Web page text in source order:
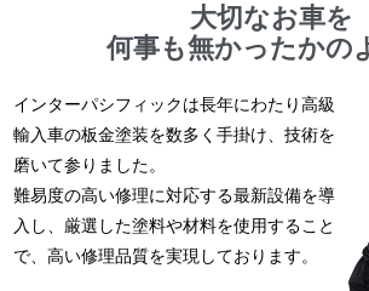
大切なお車を
何事も無かったかの
インターパシフィックは長年にわたり高級
輸入車の板金塗装を数多く手掛け、技術を
磨いて参りました。
難易度の高い修理に対応する最新設備を導
入し、厳選した塗料や材料を使用すること
で、高い修理品質を実現しております。